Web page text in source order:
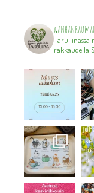
Taruliinassa
rakkaudella